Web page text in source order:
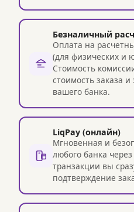
Безналичный
Оплата на
(для физических и
Стоимость
стоимость заказа
вашего банка.
LiqPay (онлайн)
Мгновенная и
любого банка
транзакции вы
подтверждение